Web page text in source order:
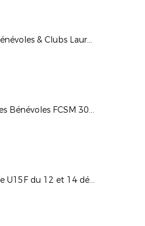
Soirée Bénévoles & Clubs Lauréats Engagement DFCO 13-03
Soirée des Bénévoles FCSM 30-01-26
Interligue U15F du 12 et 14 décembre 2025